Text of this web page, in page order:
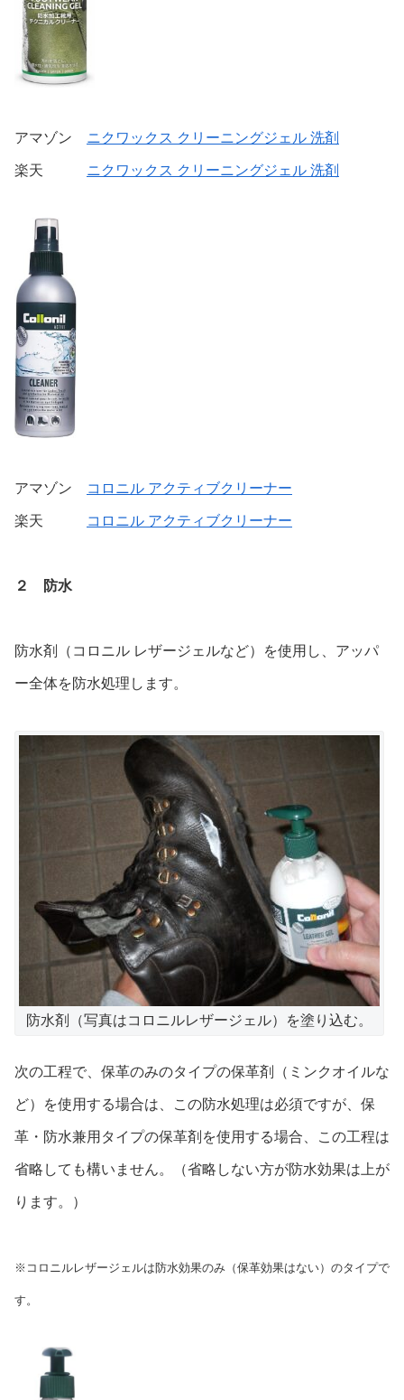
アマゾン ニクワックス クリーニングジェル 洗剤
楽天 ニクワックス クリーニングジェル 洗剤
アマゾン コロニル アクティブクリーナー
楽天 コロニル アクティブクリーナー
２ 防水
防水剤（コロニル レザージェルなど）を使用し、アッパ
ー全体を防水処理します。
防水剤（写真はコロニルレザージェル）を塗り込む。
次の工程で、保革のみのタイプの保革剤（ミンクオイルな
ど）を使用する場合は、この防水処理は必須ですが、保
革・防水兼用タイプの保革剤を使用する場合、この工程は
省略しても構いません。（省略しない方が防水効果は上が
ります。）
※コロニルレザージェルは防水効果のみ（保革効果はない）のタイプで
す。